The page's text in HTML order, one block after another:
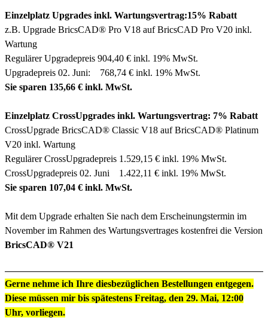
Einzelplatz Upgrades inkl. Wartungsvertrag:15% Rabatt
z.B. Upgrade BricsCAD® Pro V18 auf BricsCAD Pro V20 inkl.
Wartung
Regulärer Upgradepreis 904,40 € inkl. 19% MwSt.
Upgradepreis 02. Juni: 768,74 € inkl. 19% MwSt.
Sie sparen 135,66 € inkl. MwSt.
Einzelplatz CrossUpgrades inkl. Wartungsvertrag: 7% Rabatt
CrossUpgrade BricsCAD® Classic V18 auf BricsCAD® Platinum
V20 inkl. Wartung
Regulärer CrossUpgradepreis 1.529,15 € inkl. 19% MwSt.
CrossUpgradepreis 02. Juni 1.422,11 € inkl. 19% MwSt.
Sie sparen 107,04 € inkl. MwSt.
Mit dem Upgrade erhalten Sie nach dem Erscheinungstermin im
November im Rahmen des Wartungsvertrages kostenfrei die Version
BricsCAD® V21
Gerne nehme ich Ihre diesbezüglichen Bestellungen entgegen.
Diese müssen mir bis spätestens Freitag, den 29. Mai, 12:00
Uhr, vorliegen.